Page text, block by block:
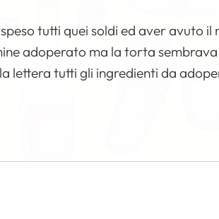
tutti quei soldi ed aver avuto
adoperato ma la torta
lettera tutti gli ingredienti da